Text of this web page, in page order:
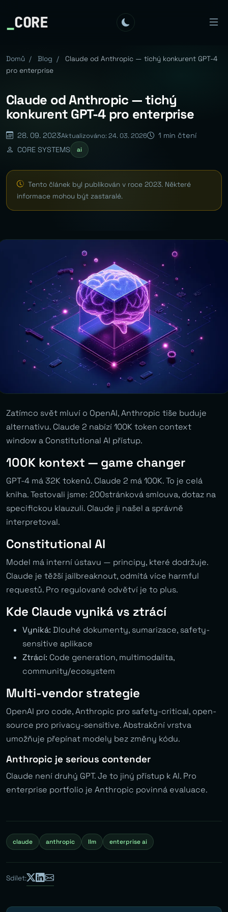
_CORE
Domů / Blog /
Claude od Anthropic — tichý konkurent GPT-4
pro enterprise
Claude od Anthropic — tichý
konkurent GPT-4 pro enterprise
28. 09. 2023Aktualizováno: 24. 03. 2026
1 min čtení
CORE SYSTEMS
ai
Tento článek byl publikován v roce 2023. Některé
informace mohou být zastaralé.
Zatímco svět mluví o OpenAI, Anthropic tiše buduje
alternativu. Claude 2 nabízí 100K token context
window a Constitutional AI přístup.
100K kontext — game changer
GPT-4 má 32K tokenů. Claude 2 má 100K. To je celá
kniha. Testovali jsme: 200stránková smlouva, dotaz na
specifickou klauzuli. Claude ji našel a správně
interpretoval.
Constitutional AI
Model má interní ústavu — principy, které dodržuje.
Claude je těžší jailbreaknout, odmítá více harmful
requestů. Pro regulované odvětví je to plus.
Kde Claude vyniká vs ztrácí
Vyniká: Dlouhé dokumenty, sumarizace, safety-
sensitive aplikace
Ztrácí: Code generation, multimodalita,
community/ecosystem
Multi-vendor strategie
OpenAI pro code, Anthropic pro safety-critical, open-
source pro privacy-sensitive. Abstrakční vrstva
umožňuje přepínat modely bez změny kódu.
Anthropic je serious contender
Claude není druhý GPT. Je to jiný přístup k AI. Pro
enterprise portfolio je Anthropic povinná evaluace.
claude anthropic llm enterprise ai
Sdílet: